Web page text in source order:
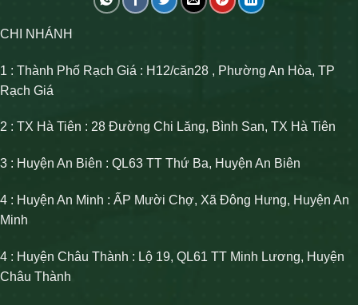
CHI NHÁNH
1 : Thành Phố Rạch Giá : H12/căn28 , Phường An Hòa, TP
Rạch Giá
2 : TX Hà Tiên : 28 Đường Chi Lăng, Bình San, TX Hà Tiên
3 : Huyện An Biên : QL63 TT Thứ Ba, Huyện An Biên
4 : Huyện An Minh : ẤP Mười Chợ, Xã Đông Hưng, Huyện An
Minh
4 : Huyện Châu Thành : Lộ 19, QL61 TT Minh Lương, Huyện
Châu Thành